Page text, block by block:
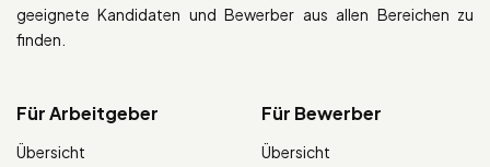
geeignete Kandidaten und Bewerber aus allen Bereichen zu
finden.
Für Arbeitgeber
Übersicht
Für Bewerber
Übersicht